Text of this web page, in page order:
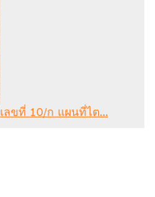
เลขที่ 10/ก แผนที่ไต...